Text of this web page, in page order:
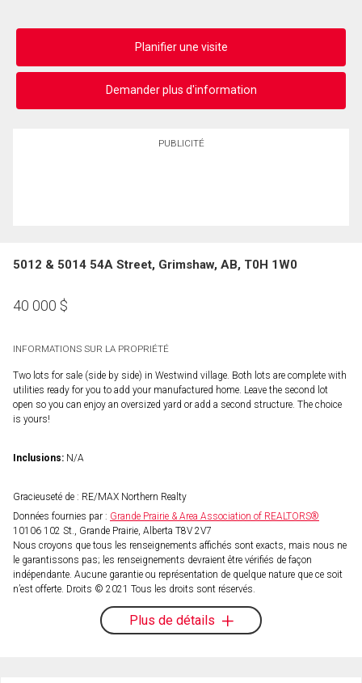
Planifier une visite
Demander plus d'information
PUBLICITÉ
5012 & 5014 54A Street, Grimshaw, AB, T0H 1W0
40 000 $
INFORMATIONS SUR LA PROPRIÉTÉ
Two lots for sale (side by side) in Westwind village. Both lots are complete with
utilities ready for you to add your manufactured home. Leave the second lot
open so you can enjoy an oversized yard or add a second structure. The choice
is yours!
Inclusions: N/A
Gracieuseté de : RE/MAX Northern Realty
Données fournies par : Grande Prairie & Area Association of REALTORS®
10106 102 St., Grande Prairie, Alberta T8V 2V7
Nous croyons que tous les renseignements affichés sont exacts, mais nous ne
le garantissons pas; les renseignements devraient être vérifiés de façon
indépendante. Aucune garantie ou représentation de quelque nature que ce soit
n’est offerte. Droits © 2021 Tous les droits sont réservés.
Plus de détails